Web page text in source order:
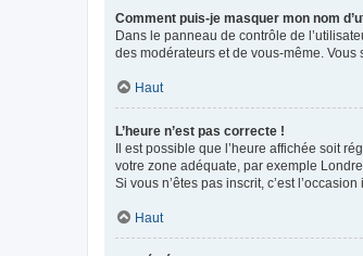
Comment puis-je masquer mon nom
Dans le panneau de contrôle de
des modérateurs et de vous-même.
Haut
L’heure n’est pas correcte !
Il est possible que l’heure affichée soit
votre zone adéquate, par exemple
Si vous n’êtes pas inscrit, c’est
Haut